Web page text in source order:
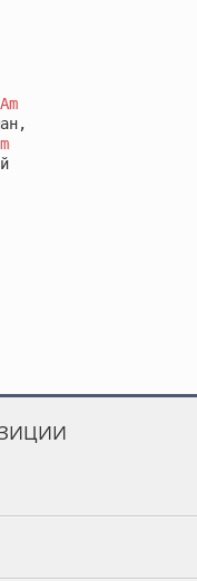
Am